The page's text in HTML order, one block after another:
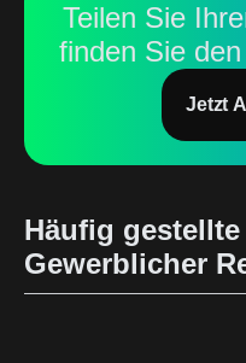
Teilen Sie
finden Sie
Jetzt
Häufig
Gewerblicher